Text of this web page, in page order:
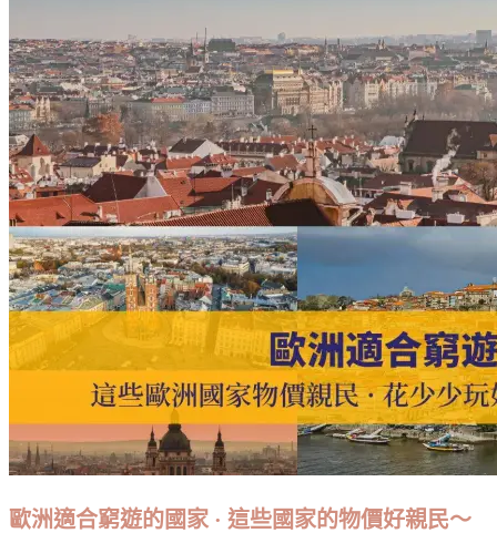
安
最
好
的
國
家
·
盤
點
治
安
合
洲
初
的
歐洲適合窮遊的國家 · 這些國家的物價好親民～